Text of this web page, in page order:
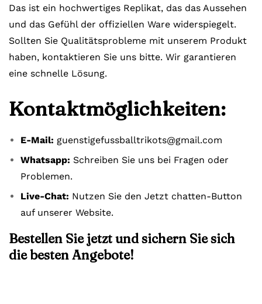
Das ist ein hochwertiges Replikat, das das Aussehen
und das Gefühl der offiziellen Ware widerspiegelt.
Sollten Sie Qualitätsprobleme mit unserem Produkt
haben, kontaktieren Sie uns bitte. Wir garantieren
eine schnelle Lösung.
Kontaktmöglichkeiten:
E-Mail: guenstigefussballtrikots@gmail.com
Whatsapp: Schreiben Sie uns bei Fragen oder
Problemen.
Live-Chat: Nutzen Sie den Jetzt chatten-Button
auf unserer Website.
Bestellen Sie jetzt und sichern Sie sich
die besten Angebote!